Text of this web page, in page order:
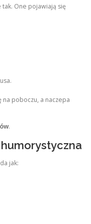
tak. One pojawiają się
poboczu, a naczepa
.
jak: